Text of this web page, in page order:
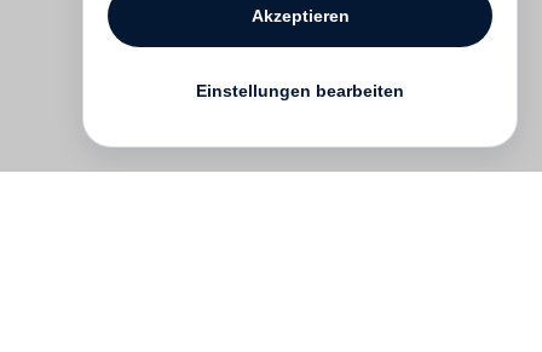
Akzeptieren
Einstellungen bearbeiten